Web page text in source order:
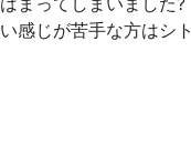
感じが苦手な方はシ